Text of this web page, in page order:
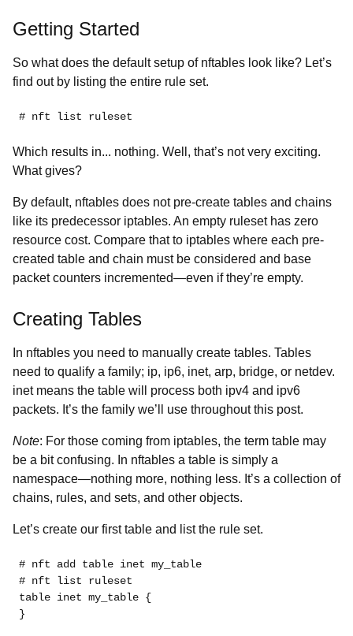
Getting Started
So what does the default setup of nftables look like? Let’s
find out by listing the entire rule set.
# nft list ruleset
Which results in... nothing. Well, that’s not very exciting.
What gives?
By default, nftables does not pre-create tables and chains
like its predecessor iptables. An empty ruleset has zero
resource cost. Compare that to iptables where each pre-
created table and chain must be considered and base
packet counters incremented⁠—even if they’re empty.
Creating Tables
In nftables you need to manually create tables. Tables
need to qualify a family; ip, ip6, inet, arp, bridge, or netdev.
inet means the table will process both ipv4 and ipv6
packets. It’s the family we’ll use throughout this post.
Note: For those coming from iptables, the term table may
be a bit confusing. In nftables a table is simply a
namespace⁠—nothing more, nothing less. It’s a collection of
chains, rules, and sets, and other objects.
Let’s create our first table and list the rule set.
# nft add table inet my_table
# nft list ruleset
table inet my_table {
}